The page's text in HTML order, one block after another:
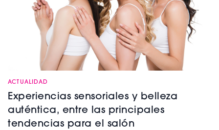
ACTUALIDAD
Experiencias sensoriales y belleza
auténtica, entre las principales
tendencias para el salón